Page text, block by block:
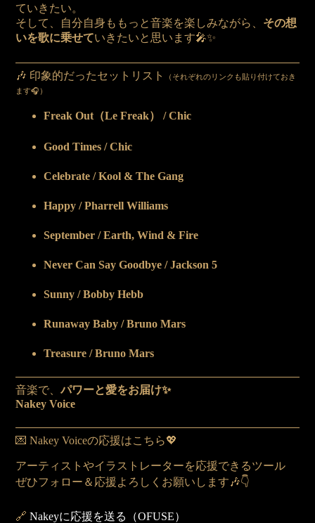
ていきたい。
そして、自分自身ももっと音楽を楽しみながら、 その想
いを歌に乗せていきたいと思います🎤✨
🎶 印象的だったセットリスト
（それぞれのリンクも貼り付けておき
ます🎧）
Freak Out（Le Freak） / Chic
Good Times / Chic
Celebrate / Kool & The Gang
Happy / Pharrell Williams
September / Earth, Wind & Fire
Never Can Say Goodbye / Jackson 5
Sunny / Bobby Hebb
Runaway Baby / Bruno Mars
Treasure / Bruno Mars
音楽で、パワーと愛をお届け✨
Nakey Voice
💌 Nakey Voiceの応援はこちら💖
アーティストやイラストレーターを応援できるツール
ぜひフォロー＆応援よろしくお願いします🎶👇
🔗Nakeyに応援を送る（OFUSE）